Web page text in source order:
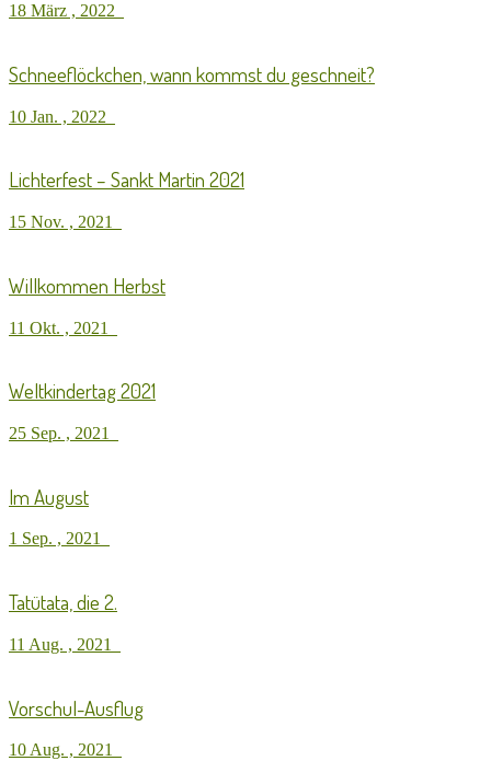
18 März , 2022
Schneeflöckchen, wann kommst du geschneit?
10 Jan. , 2022
Lichterfest – Sankt Martin 2021
15 Nov. , 2021
Willkommen Herbst
11 Okt. , 2021
Weltkindertag 2021
25 Sep. , 2021
Im August
1 Sep. , 2021
Tatütata, die 2.
11 Aug. , 2021
Vorschul-Ausflug
10 Aug. , 2021